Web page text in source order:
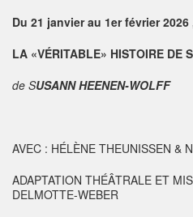
Du 21 janvier au 1er février
LA «VÉRITABLE» HISTOIRE DE
de SUSANN HEENEN-WOLFF
AVEC : HÉLÈNE THEUNISSEN &
ADAPTATION THÉÂTRALE ET
DELMOTTE-WEBER